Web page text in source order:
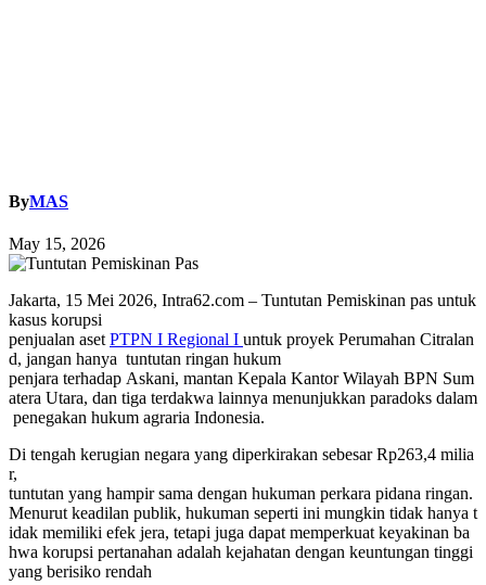
ByMAS
May 15, 2026
Jakarta, 15 Mei 2026, Intra62.com – Tuntutan Pemiskinan pas untuk
kasus korupsi
penjualan asetPTPN I Regional I untuk proyek Perumahan Citralan
d, jangan hanya tuntutan ringan
penjara terhadap Askani, mantan Kepala KantorWilayah BPN Sum
atera Utara, dan tiga terdakwa lainnya menunjukkan paradoks dalam
penegakan hukum agraria Indonesia.
Di tengah kerugian negara yang diperkirakan sebesarRp263,4 milia
tuntutan yang hampirsama dengan hukuman perkara pidana ringan.
Menurutkeadilan publik, hukuman seperti ini mungkin tidak hanya t
idak memiliki efek jera, tetapi juga dapatmemperkuatkeyakinan ba
hwa korupsi pertanahan adalah kejahatan dengan keuntungan tinggi
yang berisiko rendah